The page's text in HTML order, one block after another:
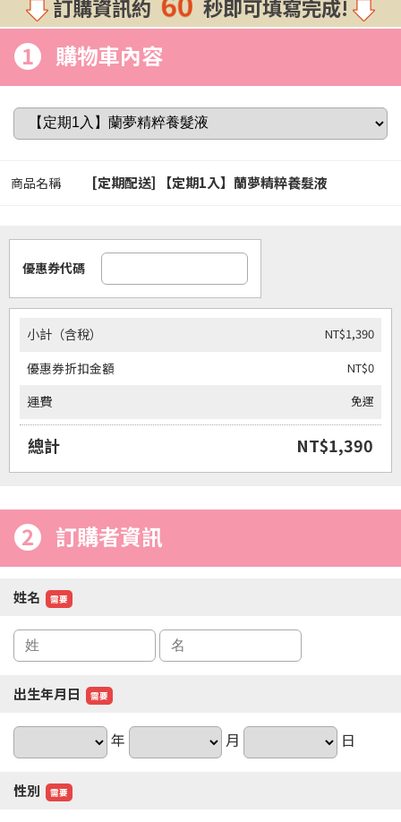
訂購資訊約 秒即可填寫完成!
1 購物車內容
商品名稱 [定期配送] 【定期1入】蘭夢精粹養髮液
優惠券代碼
小計（含稅） NT$1,390
優惠券折扣金額 NT$0
運費 免運
總計 NT$1,390
2 訂購者資訊
姓名 需要
出生年月日 需要
年 月 日
性別 需要